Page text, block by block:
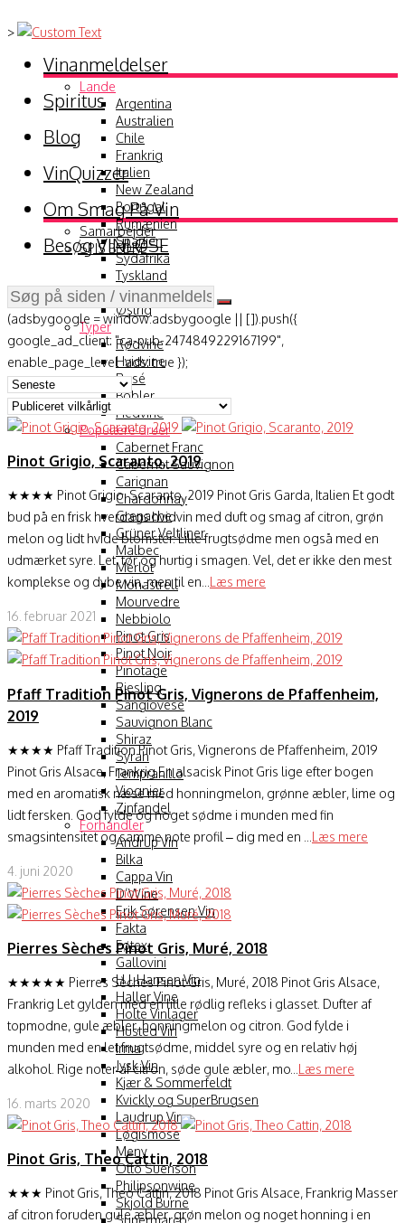
>
Vinanmeldelser
Lande
Argentina
Australien
Chile
Frankrig
Italien
New Zealand
Portugal
Rumænien
Spanien
Sydafrika
Tyskland
USA
Østrig
Typer
Rødvine
Hvidvine
Rosé
Bobler
Hedvine
Populære druer
Cabernet Franc
Cabernet Sauvignon
Carignan
Chardonnay
Grenache
Grüner Veltliner
Malbec
Merlot
Monastrell
Mourvedre
Nebbiolo
Pinot Gris
Pinot Noir
Pinotage
Riesling
Sangiovese
Sauvignon Blanc
Shiraz
Syrah
Tempranillo
Viognier
Zinfandel
Forhandler
Andrup Vin
Bilka
Cappa Vin
D’Wine
Erik Sørensen Vin
Fakta
Føtex
Gallovini
H.J. Hansen Vin
Haller Vine
Holte Vinlager
Husted Vin
Irma
Jysk Vin
Kjær & Sommerfeldt
Kvickly og SuperBrugsen
Laudrup Vin
Løgismose
Meny
Otto Suenson
Philipsonwine
Skjold Burne
Supermarco
Spiritus
Blog
VinQuizzer
Om Smag På Vin
Samarbejder
SPIS BEDRE
Besøg VINLØSE
(adsbygoogle = window.adsbygoogle || []).push({
google_ad_client: "ca-pub-2474849229167199",
enable_page_level_ads: true });
Pinot Grigio, Scaranto, 2019
★★★★ Pinot Grigio, Scaranto, 2019 Pinot Gris Garda, Italien Et godt
bud på en frisk hverdags hvidvin med duft og smag af citron, grøn
melon og lidt hvide blomster. Lille frugtsødme men også med en
udmærket syre. Let, tør og hurtig i smagen. Vel, det er ikke den mest
komplekse og dybe vin, men til en... Læs mere
16. februar 2021
Pfaff Tradition Pinot Gris, Vignerons de Pfaffenheim,
2019
★★★★ Pfaff Tradition Pinot Gris, Vignerons de Pfaffenheim, 2019
Pinot Gris Alsace, Frankrig En alsacisk Pinot Gris lige efter bogen
med en aromatisk næse med honningmelon, grønne æbler, lime og
lidt fersken. God fylde og noget sødme i munden med fin
smagsintensitet og samme note profil – dig med en ... Læs mere
4. juni 2020
Pierres Sèches Pinot Gris, Muré, 2018
★★★★★ Pierres Sèches Pinot Gris, Muré, 2018 Pinot Gris Alsace,
Frankrig Let gylden med en lille rødlig refleks i glasset. Dufter af
topmodne, gule æbler, honningmelon og citron. God fylde i
munden med en let frugtsødme, middel syre og en relativ høj
alkohol. Rige noter af citron, søde gule æbler, mo... Læs mere
16. marts 2020
Pinot Gris, Theo Cattin, 2018
★★★ Pinot Gris, Theo Cattin, 2018 Pinot Gris Alsace, Frankrig Masser
af citron foruden gule æbler, grøn melon og noget honning i en